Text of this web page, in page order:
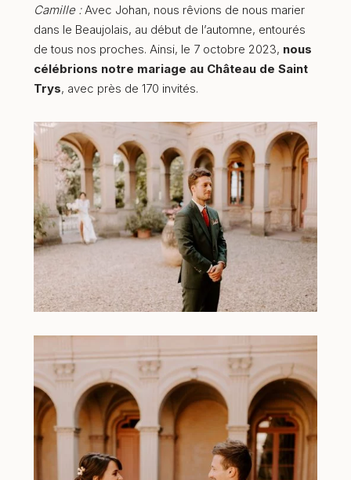
Camille :Avec Johan, nous rêvions de nous marier
dans le Beaujolais, au début de l’automne, entourés
de tous nos proches. Ainsi, le 7 octobre 2023, nous
célébrions notre mariage au Château de Saint
Trys, avec près de 170 invités.